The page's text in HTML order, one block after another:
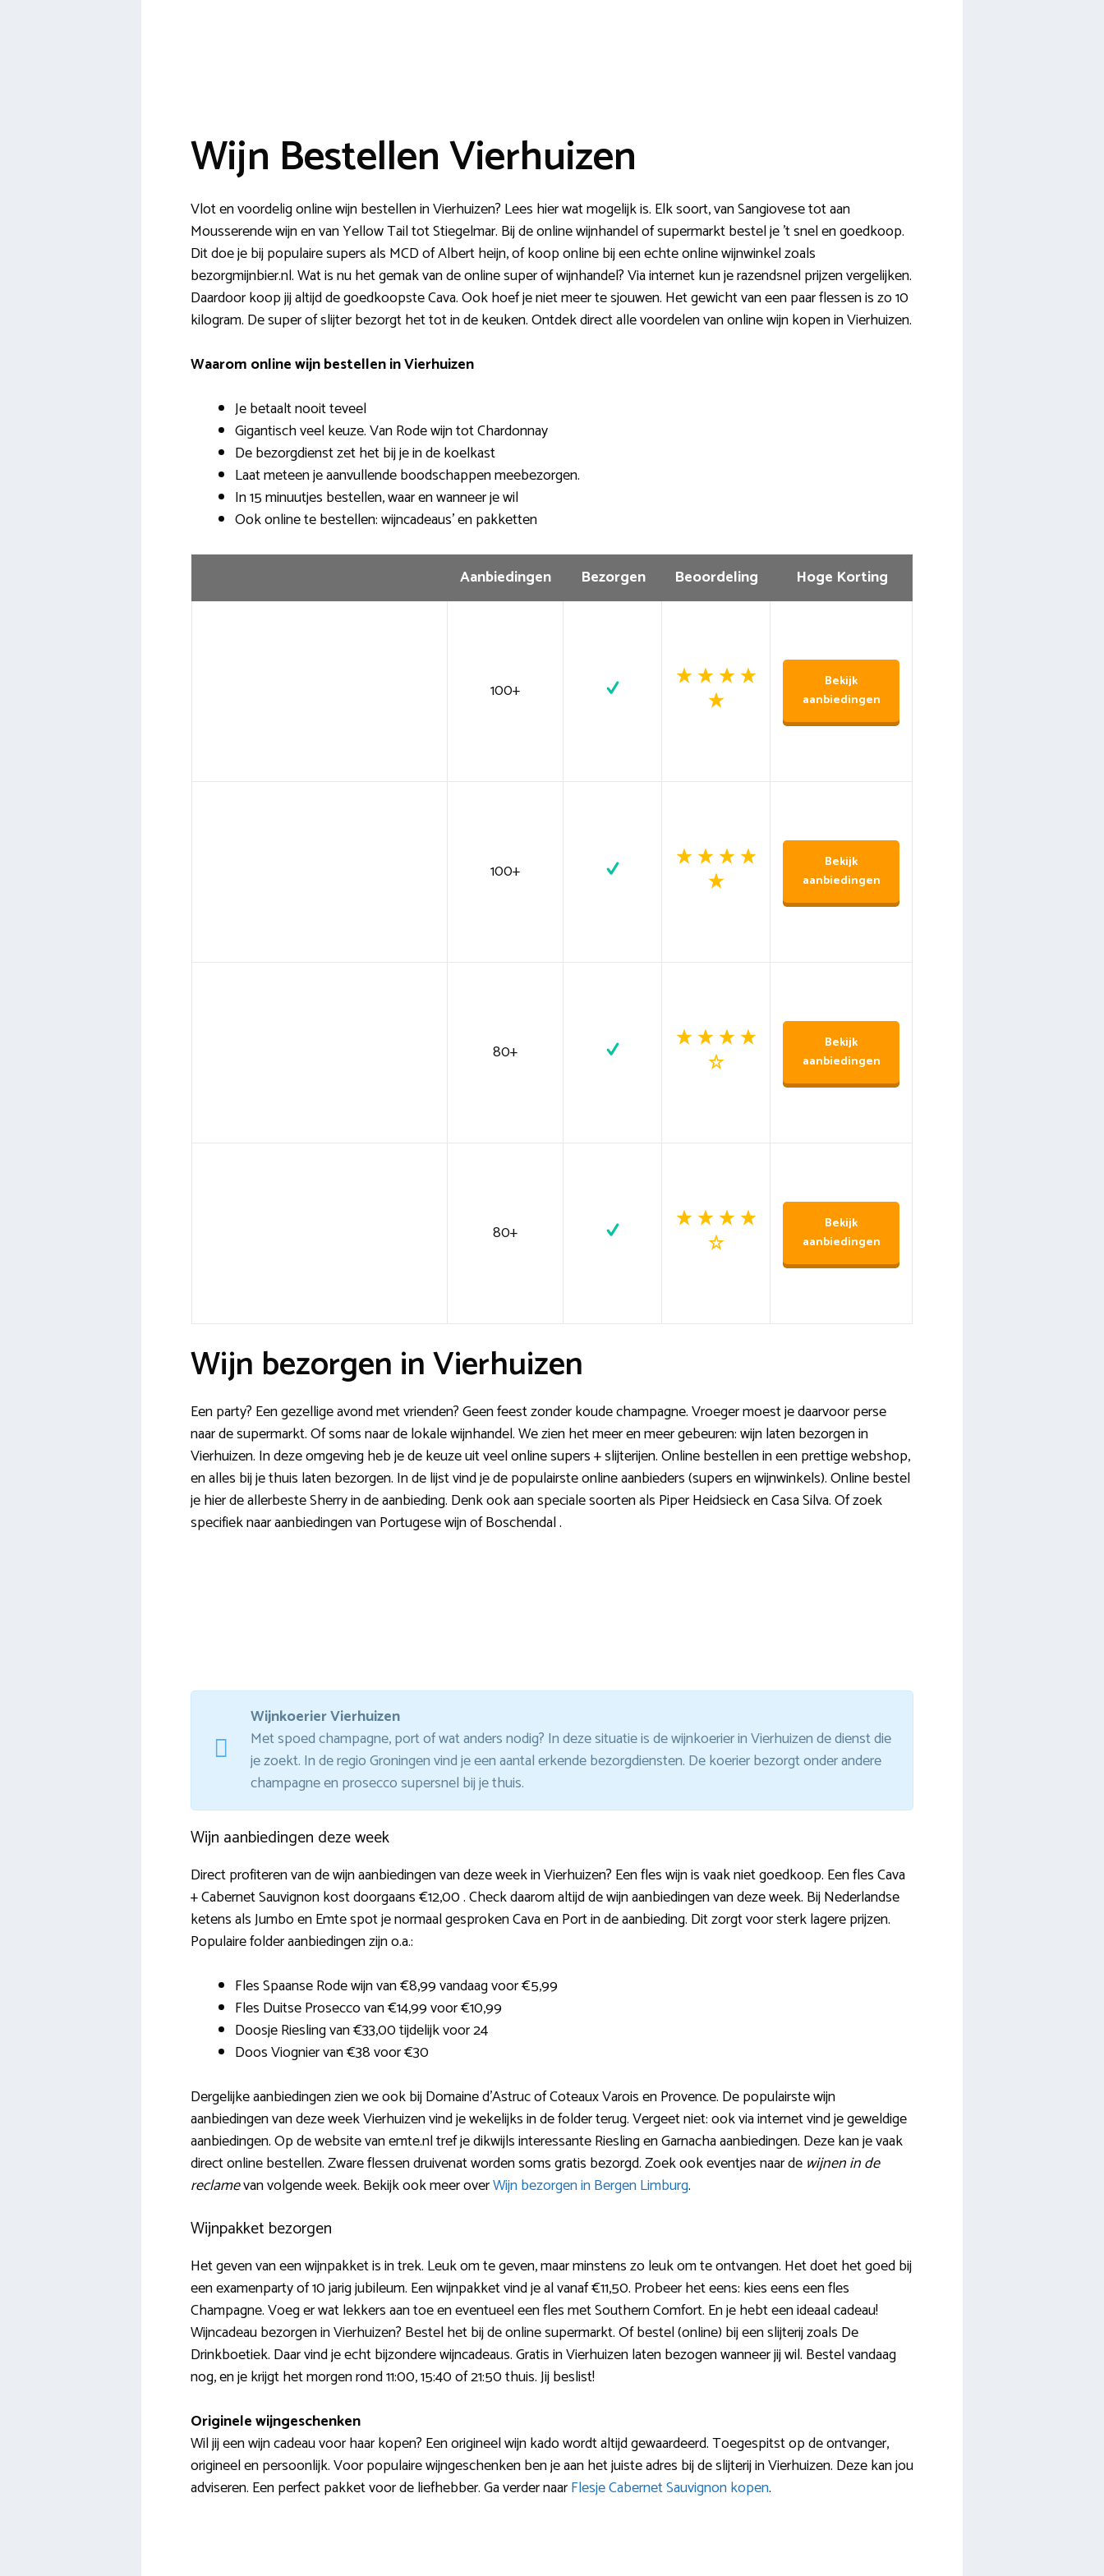
Wijn Bestellen Vierhuizen
Vlot en voordelig online wijn bestellen in Vierhuizen? Lees hier wat mogelijk is. Elk soort, van Sangiovese tot aan
Mousserende wijn en van Yellow Tail tot Stiegelmar. Bij de online wijnhandel of supermarkt bestel je ’t snel en goedkoop.
Dit doe je bij populaire supers als MCD of Albert heijn, of koop online bij een echte online wijnwinkel zoals
bezorgmijnbier.nl. Wat is nu het gemak van de online super of wijnhandel? Via internet kun je razendsnel prijzen vergelijken.
Daardoor koop jij altijd de goedkoopste Cava. Ook hoef je niet meer te sjouwen. Het gewicht van een paar flessen is zo 10
kilogram. De super of slijter bezorgt het tot in de keuken. Ontdek direct alle voordelen van online wijn kopen in Vierhuizen.
Waarom online wijn bestellen in Vierhuizen
Je betaalt nooit teveel
Gigantisch veel keuze. Van Rode wijn tot Chardonnay
De bezorgdienst zet het bij je in de koelkast
Laat meteen je aanvullende boodschappen meebezorgen.
In 15 minuutjes bestellen, waar en wanneer je wil
Ook online te bestellen: wijncadeaus’ en pakketten
Aanbiedingen Bezorgen Beoordeling Hoge Korting
100+
Bekijk
aanbiedingen
100+
Bekijk
aanbiedingen
80+
Bekijk
aanbiedingen
80+
Bekijk
aanbiedingen
Wijn bezorgen in Vierhuizen
Een party? Een gezellige avond met vrienden? Geen feest zonder koude champagne. Vroeger moest je daarvoor perse
naar de supermarkt. Of soms naar de lokale wijnhandel. We zien het meer en meer gebeuren: wijn laten bezorgen in
Vierhuizen. In deze omgeving heb je de keuze uit veel online supers + slijterijen. Online bestellen in een prettige webshop,
en alles bij je thuis laten bezorgen. In de lijst vind je de populairste online aanbieders (supers en wijnwinkels). Online bestel
je hier de allerbeste Sherry in de aanbieding. Denk ook aan speciale soorten als Piper Heidsieck en Casa Silva. Of zoek
specifiek naar aanbiedingen van Portugese wijn of Boschendal .
Wijnkoerier Vierhuizen
Met spoed champagne, port of wat anders nodig? In deze situatie is de wijnkoerier in Vierhuizen de dienst die
je zoekt. In de regio Groningen vind je een aantal erkende bezorgdiensten. De koerier bezorgt onder andere
champagne en prosecco supersnel bij je thuis.
Wijn aanbiedingen deze week
Direct profiteren van de wijn aanbiedingen van deze week in Vierhuizen? Een fles wijn is vaak niet goedkoop. Een fles Cava
+ Cabernet Sauvignon kost doorgaans €12,00 . Check daarom altijd de wijn aanbiedingen van deze week. Bij Nederlandse
ketens als Jumbo en Emte spot je normaal gesproken Cava en Port in de aanbieding. Dit zorgt voor sterk lagere prijzen.
Populaire folder aanbiedingen zijn o.a.:
Fles Spaanse Rode wijn van €8,99 vandaag voor €5,99
Fles Duitse Prosecco van €14,99 voor €10,99
Doosje Riesling van €33,00 tijdelijk voor 24
Doos Viognier van €38 voor €30
Dergelijke aanbiedingen zien we ook bij Domaine d’Astruc of Coteaux Varois en Provence. De populairste wijn
aanbiedingen van deze week Vierhuizen vind je wekelijks in de folder terug. Vergeet niet: ook via internet vind je geweldige
aanbiedingen. Op de website van emte.nl tref je dikwijls interessante Riesling en Garnacha aanbiedingen. Deze kan je vaak
direct online bestellen. Zware flessen druivenat worden soms gratis bezorgd. Zoek ook eventjes naar de wijnen in de
reclamevan volgende week. Bekijk ook meer overWijn bezorgen in Bergen Limburg.
Wijnpakket bezorgen
Het geven van een wijnpakket is in trek. Leuk om te geven, maar minstens zo leuk om te ontvangen. Het doet het goed bij
een examenparty of 10 jarig jubileum. Een wijnpakket vind je al vanaf €11,50. Probeer het eens: kies eens een fles
Champagne. Voeg er wat lekkers aan toe en eventueel een fles met Southern Comfort. En je hebt een ideaal cadeau!
Wijncadeau bezorgen in Vierhuizen? Bestel het bij de online supermarkt. Of bestel (online) bij een slijterij zoals De
Drinkboetiek. Daar vind je echt bijzondere wijncadeaus. Gratis in Vierhuizen laten bezogen wanneer jij wil. Bestel vandaag
nog, en je krijgt het morgen rond 11:00, 15:40 of 21:50 thuis. Jij beslist!
Originele wijngeschenken
Wil jij een wijn cadeau voor haar kopen? Een origineel wijn kado wordt altijd gewaardeerd. Toegespitst op de ontvanger,
origineel en persoonlijk. Voor populaire wijngeschenken ben je aan het juiste adres bij de slijterij in Vierhuizen. Deze kan jou
adviseren. Een perfect pakket voor de liefhebber. Ga verder naarFlesje Cabernet Sauvignon kopen.